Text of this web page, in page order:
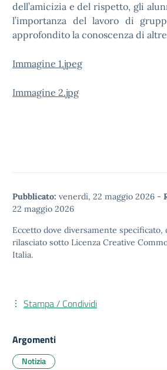
dell’amicizia e del rispetto, gli
l’importanza del lavoro di
approfondito la conoscenza di
Immagine 1.jpeg
Immagine 2.jpg
Pubblicato: venerdì, 22 maggio 2026 -
22 maggio 2026
Eccetto dove diversamente specificato,
rilasciato sotto Licenza Creative
Italia.
Stampa / Condividi
Argomenti
Notizia